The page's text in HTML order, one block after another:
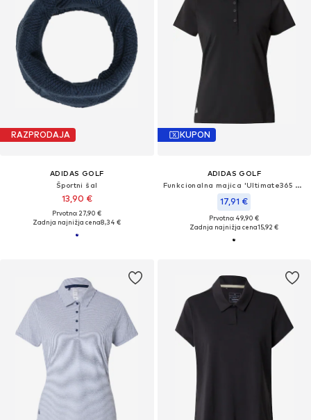
RAZPRODAJA
ADIDAS GOLF
Športni šal
13,90 €
Prvotno: 27,90 €
Zadnja najnižja cena8,34 €
KUPON
ADIDAS GOLF
Funkcionalna majica 'Ultimate365 Solid'
17,91 €
Prvotno: 49,90 €
Zadnja najnižja cena15,92 €